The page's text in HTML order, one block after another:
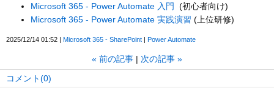
Microsoft 365 - Power Automate 入門
(初心者向け)
Microsoft 365 - Power Automate 実践演習 (上位研修)
2025/12/14 01:52 Microsoft 365 - SharePoint Power Automate
« 前の記事 次の記事 »
コメント(0)